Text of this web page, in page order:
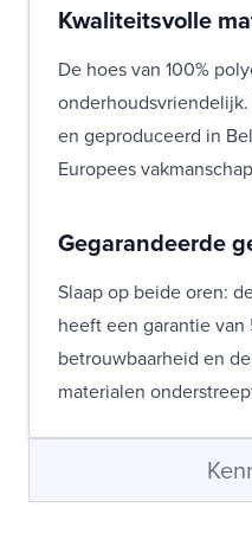
Kwaliteitsvolle
De hoes van 100%
en geproduceerd in
Europees
Gegarandeerde
Slaap op beide oren:
heeft een garantie van
betrouwbaarheid en
materialen